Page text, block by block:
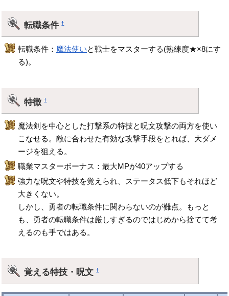
転職条件†
転職条件： 魔法使いと戦士をマスターする(熟練度★×8にす
る)。
特徴†
魔法剣を中心とした打撃系の特技と呪文攻撃の両方を使い
こなせる。敵に合わせた有効な攻撃手段をとれば、大ダメ
ージを狙える。
職業マスターボーナス：最大MPが40アップする
強力な呪文や特技を覚えられ、ステータス低下もそれほど
大きくない。
しかし、勇者の転職条件に関わらないのが難点。もっと
も、勇者の転職条件は厳しすぎるのではじめから捨てて考
えるのも手ではある。
覚える特技・呪文†